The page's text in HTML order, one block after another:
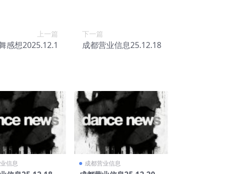
上一篇
感想2025.12.1
下一篇
成都营业信息25.12.18
信息 成都营业信息